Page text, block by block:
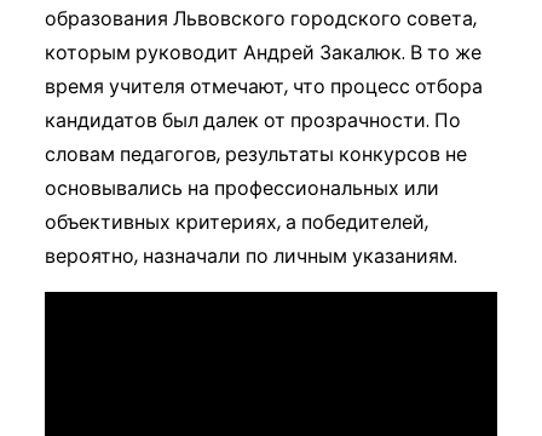
образования Львовского городского совета,
которым руководит Андрей Закалюк. В то же
время учителя отмечают, что процесс отбора
кандидатов был далек от прозрачности. По
словам педагогов, результаты конкурсов не
основывались на профессиональных или
объективных критериях, а победителей,
вероятно, назначали по личным указаниям.